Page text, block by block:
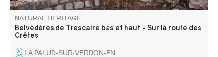
NATURAL HERITAGE
Belvédères de Trescaïre bas et haut - Sur la route des
Crêtes
LA PALUD-SUR-VERDON-EN